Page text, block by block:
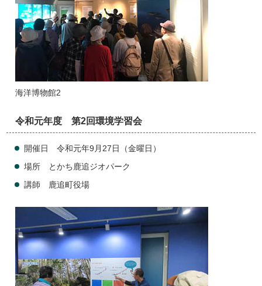
海洋博物館2
令和元年度 第2回環境学習会
開催日 令和元年9月27日（金曜日）
場所 とかち鹿追ジオパーク
講師 鹿追町役場